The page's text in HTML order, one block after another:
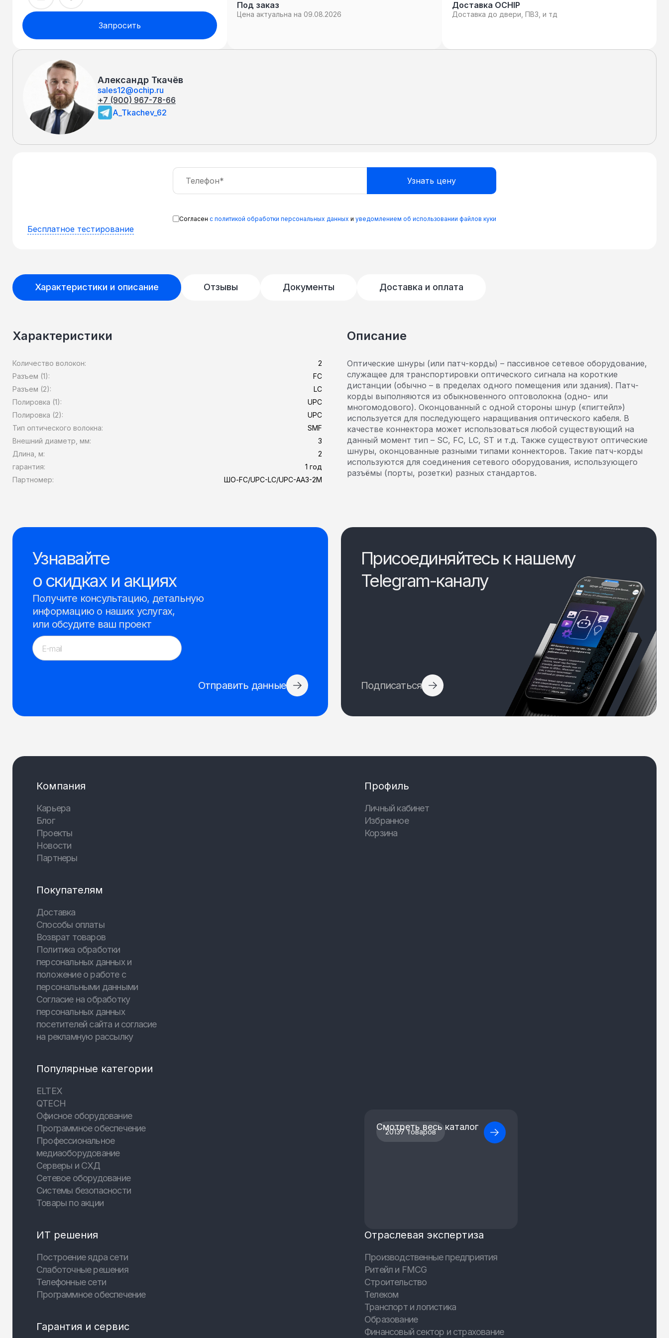
Запросить
Под заказ
Цена актуальна на 09.08.2026
Доставка OCHIP
Доставка до двери, ПВЗ, и тд
Александр Ткачёв
sales12@ochip.ru
+7 (900) 967-78-66
A_Tkachev_62
Согласен с политикой обработки персональных данных и уведомлением об использовании файлов куки
Бесплатное тестирование
Характеристики и описание Отзывы Документы Доставка и оплата
Характеристики
Количество волокон:
2
Разъем (1):
FC
Разъем (2):
LC
Полировка (1):
UPC
Полировка (2):
UPC
Тип оптического волокна:
SMF
Внешний диаметр, мм:
3
Длина, м:
2
гарантия:
1 год
Партномер:
ШО-FC/UPC-LC/UPC-AA3-2M
Описание
Оптические шнуры (или патч-корды) – пассивное сетевое оборудование,
служащее для транспортировки оптического сигнала на короткие
дистанции (обычно – в пределах одного помещения или здания). Патч-
корды выполняются из обыкновенного оптоволокна (одно- или
многомодового). Оконцованный с одной стороны шнур («пигтейл»)
используется для последующего наращивания оптического кабеля. В
качестве коннектора может использоваться любой существующий на
данный момент тип – SC, FC, LC, ST и т.д. Также существуют оптические
шнуры, оконцованные разными типами коннекторов. Такие патч-корды
используются для соединения сетевого оборудования, использующего
разъёмы (порты, розетки) разных стандартов.
Узнавайте
о скидках и акциях
Получите консультацию, детальную
информацию о наших услугах,
или обсудите ваш проект
Отправить данные
Присоединяйтесь к нашему
Telegram-каналу
Подписаться
Компания
Карьера
Блог
Проекты
Новости
Партнеры
Покупателям
Доставка
Способы оплаты
Возврат товаров
Политика обработки
персональных данных и
положение о работе с
персональными данными
Согласие на обработку
персональных данных
посетителей сайта и согласие
на рекламную рассылку
Популярные категории
ELTEX
QTECH
Офисное оборудование
Программное обеспечение
Профессиональное
медиаоборудование
Серверы и СХД
Сетевое оборудование
Системы безопасности
Товары по акции
Профиль
Личный кабинет
Избранное
Корзина
20137 товаров
Смотреть весь каталог
ИТ решения
Построение ядра сети
Слаботочные решения
Телефонные сети
Программное обеспечение
Гарантия и сервис
Отраслевая экспертиза
Производственные предприятия
Ритейл и FMCG
Строительство
Телеком
Транспорт и логистика
Образование
Финансовый сектор и страхование